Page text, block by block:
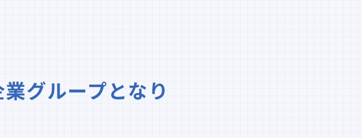
グループとなり